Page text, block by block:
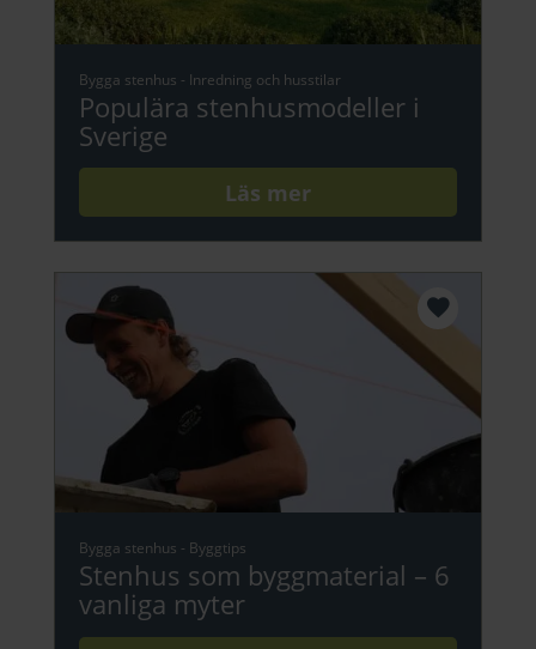
Bygga stenhus - Inredning och husstilar
Populära stenhusmodeller i
Sverige
Läs mer
Bygga stenhus - Byggtips
Stenhus som byggmaterial – 6
vanliga myter